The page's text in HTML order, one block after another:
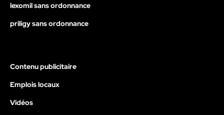
lexomil sans ordonnance
priligy sans ordonnance
Contenu publicitaire
Emplois locaux
Vidéos